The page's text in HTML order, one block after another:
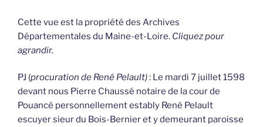
Cette vue est la propriété des Archives
Départementales du Maine-et-Loire. Cliquez pour
agrandir.
PJ (procuration de René Pelault): Le mardi 7 juillet 1598
devant nous Pierre Chaussé notaire de la cour de
Pouancé personnellement estably René Pelault
escuyer sieur du Bois-Bernier et y demeurant paroisse